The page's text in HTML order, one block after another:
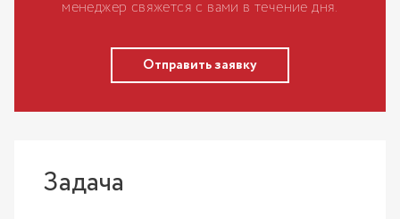
менеджер свяжется с вами в течение дня.
Отправить заявку
Задача